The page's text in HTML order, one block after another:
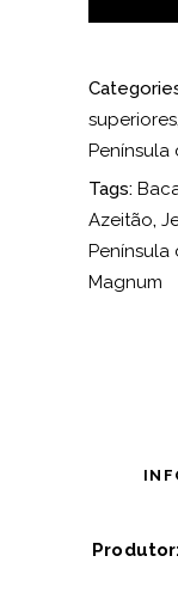
superiores,
Península
Tags:
Azeitão,
Península
Magnum
Produtor: